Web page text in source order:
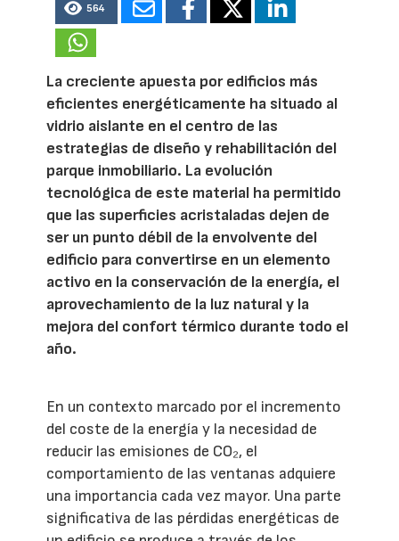
564
La creciente apuesta por edificios más
eficientes energéticamente ha situado al
vidrio aislante en el centro de las
estrategias de diseño y rehabilitación del
parque inmobiliario. La evolución
tecnológica de este material ha permitido
que las superficies acristaladas dejen de
ser un punto débil de la envolvente del
edificio para convertirse en un elemento
activo en la conservación de la energía, el
aprovechamiento de la luz natural y la
mejora del confort térmico durante todo el
año.
En un contexto marcado por el incremento
del coste de la energía y la necesidad de
reducir las emisiones de CO₂, el
comportamiento de las ventanas adquiere
una importancia cada vez mayor. Una parte
significativa de las pérdidas energéticas de